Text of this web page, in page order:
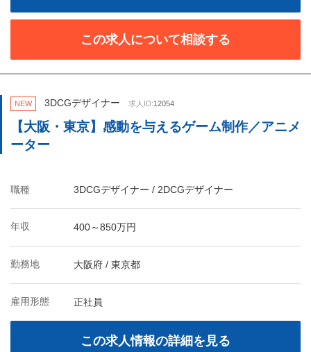
この求人について相談する
NEW 3DCGデザイナー 求人ID:12054
【大阪・東京】感動を与えるゲーム制作／アニメ
ーター
職種 3DCGデザイナー / 2DCGデザイナー
年収 400～850万円
勤務地 大阪府 / 東京都
雇用形態 正社員
この求人情報の詳細を見る